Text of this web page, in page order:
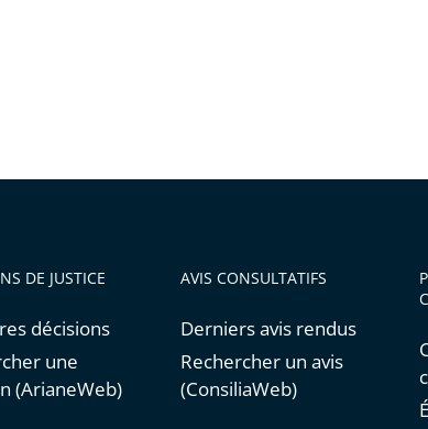
DE JUSTICE
décisions
une
(ArianeWeb)
AVIS CONSULTATIFS
Derniers avis rendus
Rechercher un avis
(ConsiliaWeb)